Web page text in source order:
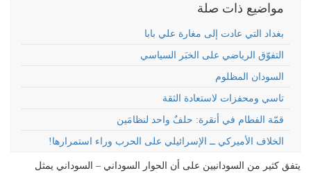
مواضيع ذات صلة
بغداد التي عادت إلى مغارة علي بابا
التفوّق الرياضي على الخبَر السياسي
السودان المظلوم
تاسي ومحفزات لاستعادة الثقة
قمّة الفطام في أنقرة: حلفٌ واحد لنظامَين
الخلاف الأميركي ــ الإسرائيلي على الحرب وراء استمرارها!
يتفق كثير من السودانيين على أن الحوار السوداني – السوداني يمثل